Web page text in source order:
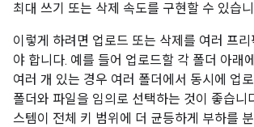
최대 쓰기 또는 삭제 속도를 구현할 수 있습
이렇게 하려면 업로드 또는 삭제를 여러 프리
야 합니다. 예를 들어 업로드할 각 폴더 아래
여러 개 있는 경우 여러 폴더에서 동시에 업
폴더와 파일을 임의로 선택하는 것이 좋습니
스템이 전체 키 범위에 더 균등하게 부하를